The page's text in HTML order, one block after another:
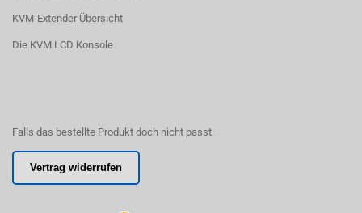
KVM-Extender Übersicht
Die KVM LCD Konsole
Falls das bestellte Produkt doch nicht passt:
Vertrag widerrufen